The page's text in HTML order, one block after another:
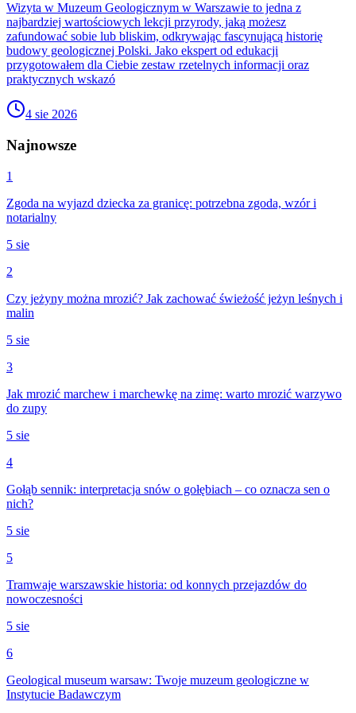
Wizyta w Muzeum Geologicznym w Warszawie to jedna z
najbardziej wartościowych lekcji przyrody, jaką możesz
zafundować sobie lub bliskim, odkrywając fascynującą historię
budowy geologicznej Polski. Jako ekspert od edukacji
przygotowałem dla Ciebie zestaw rzetelnych informacji oraz
praktycznych wskazó
4 sie 2026
Najnowsze
1
Zgoda na wyjazd dziecka za granicę: potrzebna zgoda, wzór i
notarialny
5 sie
2
Czy jeżyny można mrozić? Jak zachować świeżość jeżyn leśnych i
malin
5 sie
3
Jak mrozić marchew i marchewkę na zimę: warto mrozić warzywo
do zupy
5 sie
4
Gołąb sennik: interpretacja snów o gołębiach – co oznacza sen o
nich?
5 sie
5
Tramwaje warszawskie historia: od konnych przejazdów do
nowoczesności
5 sie
6
Geological museum warsaw: Twoje muzeum geologiczne w
Instytucie Badawczym